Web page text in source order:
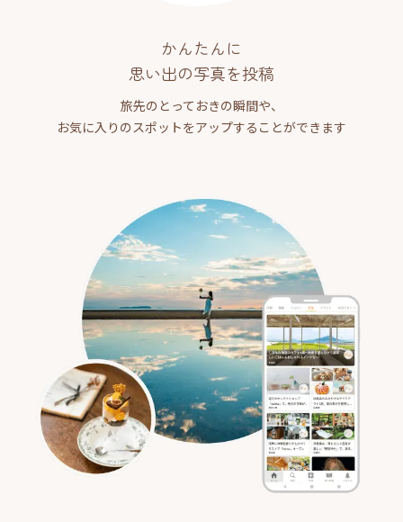
かんたんに
思い出の写真を投稿
旅先のとっておきの瞬間や、
お気に入りのスポットをアップすることができます